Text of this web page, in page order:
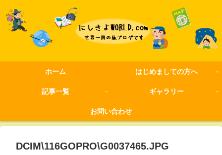
ホーム はじめましての方へ
記事一覧 ギャラリー
お問い合わせ
DCIM\116GOPRO\G0037465.JPG